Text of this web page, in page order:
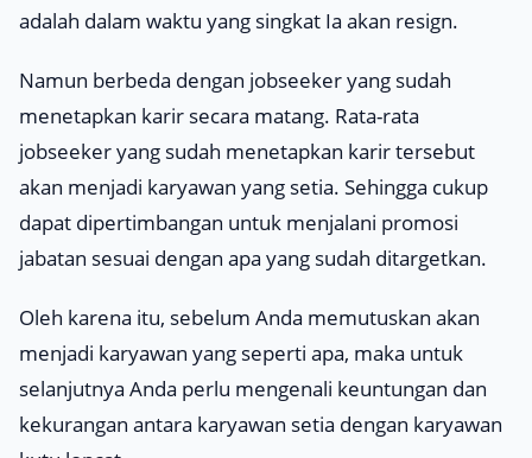
adalah dalam waktu yang singkat Ia akan resign.
Namun berbeda dengan jobseekeryang sudah
menetapkan karir secara matang. Rata-rata
jobseeker yang sudah menetapkan karir tersebut
akan menjadi karyawan yang setia. Sehingga cukup
dapat dipertimbangan untuk menjalani promosi
jabatan sesuai dengan apa yang sudah ditargetkan.
Oleh karena itu, sebelum Anda memutuskan akan
menjadi karyawan yang seperti apa, maka untuk
selanjutnya Anda perlu mengenali keuntungan dan
kekurangan antara karyawan setia dengan karyawan